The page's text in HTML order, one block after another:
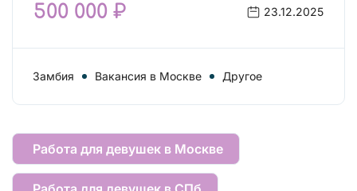
500 000 ₽ 23.12.2025
Замбия Вакансия в Москве Другое
Работа для девушек в Москве